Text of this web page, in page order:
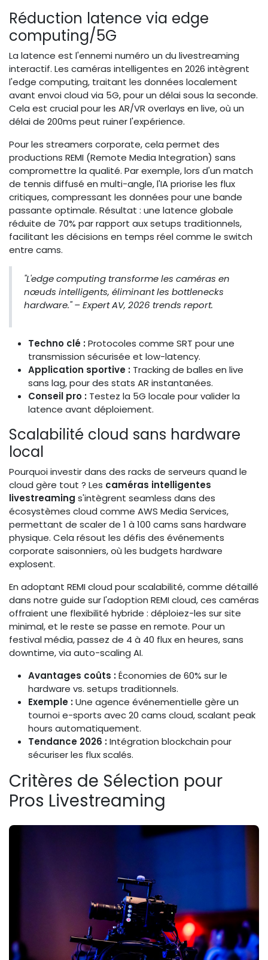
Réduction latence via edge
computing/5G
La latence est l'ennemi numéro un du livestreaming
interactif. Les caméras intelligentes en 2026 intègrent
l'edge computing, traitant les données localement
avant envoi cloud via 5G, pour un délai sous la seconde.
Cela est crucial pour les AR/VR overlays en live, où un
délai de 200ms peut ruiner l'expérience.
Pour les streamers corporate, cela permet des
productions REMI (Remote Media Integration) sans
compromettre la qualité. Par exemple, lors d'un match
de tennis diffusé en multi-angle, l'IA priorise les flux
critiques, compressant les données pour une bande
passante optimale. Résultat : une latence globale
réduite de 70% par rapport aux setups traditionnels,
facilitant les décisions en temps réel comme le switch
entre cams.
"L'edge computing transforme les caméras en
nœuds intelligents, éliminant les bottlenecks
hardware." – Expert AV, 2026 trends report.
Techno clé :Protocoles comme SRT pour une
transmission sécurisée et low-latency.
Application sportive : Tracking de balles en live
sans lag, pour des stats AR instantanées.
Conseil pro : Testez la 5G locale pour valider la
latence avant déploiement.
Scalabilité cloud sans hardware
local
Pourquoi investir dans des racks de serveurs quand le
cloud gère tout ? Les caméras intelligentes
livestreaming s'intègrent seamless dans des
écosystèmes cloud comme AWS Media Services,
permettant de scaler de 1 à 100 cams sans hardware
physique. Cela résout les défis des événements
corporate saisonniers, où les budgets hardware
explosent.
En adoptant REMI cloud pour scalabilité, comme détaillé
dans notre guide sur l'adoption REMI cloud, ces caméras
offraient une flexibilité hybride : déploiez-les sur site
minimal, et le reste se passe en remote. Pour un
festival média, passez de 4 à 40 flux en heures, sans
downtime, via auto-scaling AI.
Avantages coûts :Économies de 60% sur le
hardware vs. setups traditionnels.
Exemple :Une agence événementielle gère un
tournoi e-sports avec 20 cams cloud, scalant peak
hours automatiquement.
Tendance 2026 :Intégration blockchain pour
sécuriser les flux scalés.
Critères de Sélection pour
Pros Livestreaming